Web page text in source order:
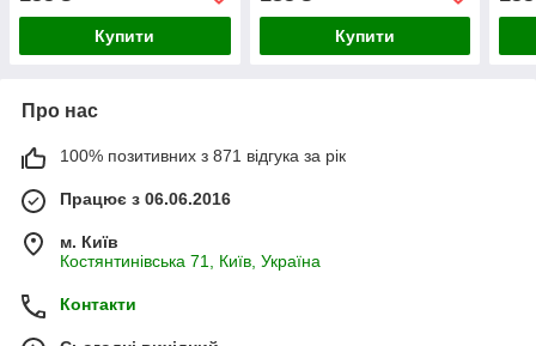
Купити Купити
Про нас
100% позитивних з 871 відгука за рік
Працює з 06.06.2016
м. Київ
Костянтинівська 71, Київ, Україна
Контакти